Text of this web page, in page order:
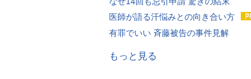
医師が語る汗悩みとの向き合い方
有罪でいい 斉藤被告の事件見解
もっと見る